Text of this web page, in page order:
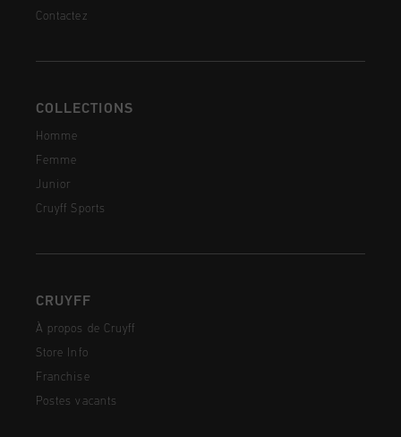
Contactez
COLLECTIONS
Homme
Femme
Junior
Cruyff Sports
CRUYFF
À propos de Cruyff
Store Info
Franchise
Postes vacants